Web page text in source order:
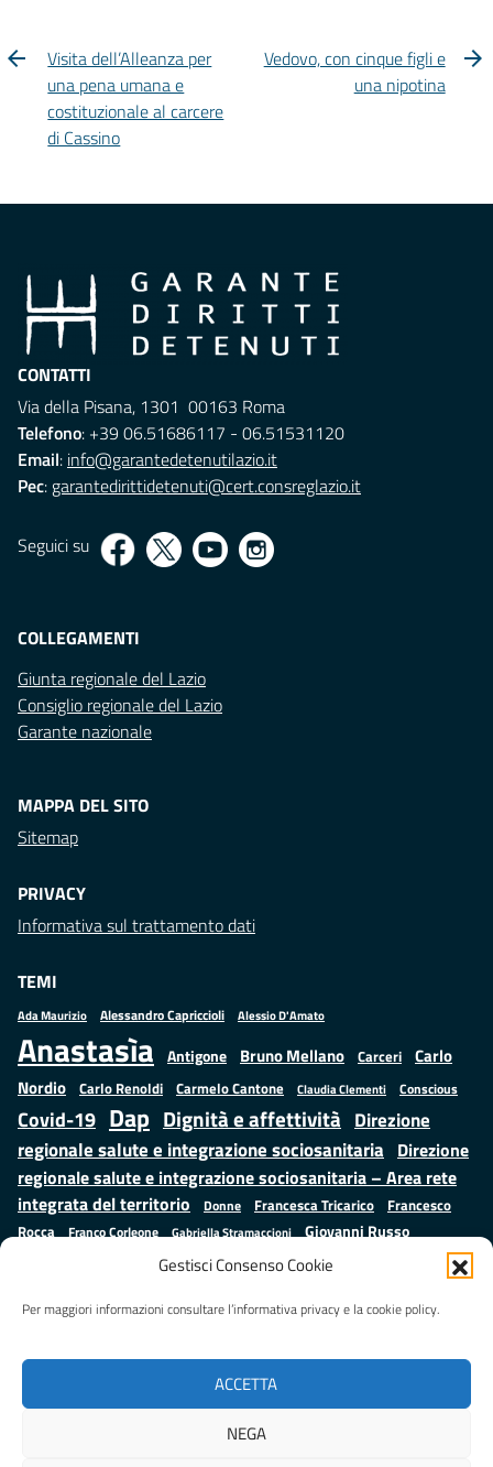
Gestisci Consenso Cookie
Per maggiori informazioni consultare l’informativa privacy e la cookie policy.
ACCETTA
NEGA
Visita dell’Alleanza per
una pena umana e
costituzionale al carcere
di Cassino
Vedovo, con cinque figli e
una nipotina
CONTATTI
Via della Pisana, 1301 00163 Roma
Telefono: +39 06.51686117 - 06.51531120
Email: info@garantedetenutilazio.it
Pec: garantedirittidetenuti@cert.consreglazio.it
Seguici su
COLLEGAMENTI
Giunta regionale del Lazio
Consiglio regionale del Lazio
Garante nazionale
MAPPA DEL SITO
Sitemap
PRIVACY
Informativa sul trattamento dati
TEMI
Ada Maurizio Alessandro Capriccioli Alessio D'Amato
Anastasìa Antigone Bruno Mellano Carceri
Carlo
Nordio Carlo Renoldi Carmelo Cantone Claudia Clementi Conscious
Covid-19 Dap Dignità e affettività Direzione
regionale salute e integrazione sociosanitaria Direzione
regionale salute e integrazione sociosanitaria – Area rete
integrata del territorio
Donne Francesca Tricarico
Francesco
Rocca
Franco Corleone Gabriella Stramaccioni Giovanni Russo
Giuseppe Emanuele Cangemi Istruzione e cultura
Mauro
Palma ministero della Giustizia Minori Misure
Regione Lazio
Salute Samuele Ciambriello
Sarah Grieco Situazione in numeri
Valentina Calderone